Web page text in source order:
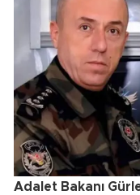
Adalet Bakanı